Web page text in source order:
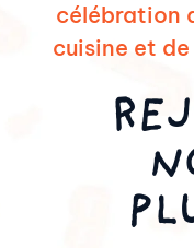
célébration
cuisine et